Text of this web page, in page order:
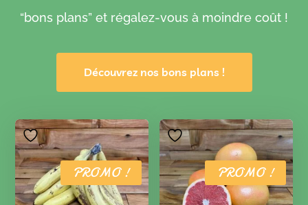
“bons plans” et régalez-vous à moindre coût !
Découvrez nos bons plans !
PROMO ! PROMO !